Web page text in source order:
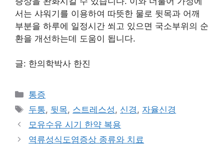
서는 샤워기를 이용하여 따뜻한 물로 뒷목과 어깨
부분을 하루에 일정시간 쐬고 있으면 국소부위의 순
환을 개선하는데 도움이 됩니다.
글: 한의학박사 한진
카
테
리
통증
태
그
두통, 뒷목, 스트레스성, 신경, 자율신경
모유수유 시기 한약 복용
역류성식도염증상 종류와 치료